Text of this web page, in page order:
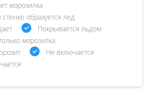
морозилка
образуется лед
Покрывается льдом
морозилка
Не включается